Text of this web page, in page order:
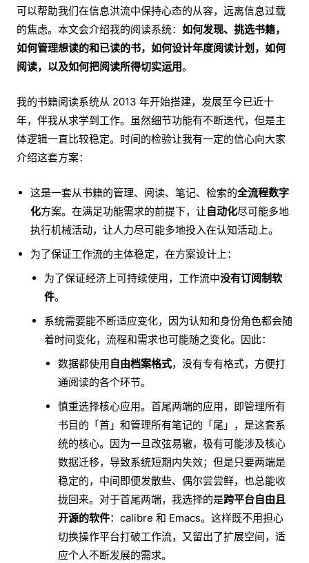
可以帮助我们在信息洪流中保持心态的从容，远离信息过载
的焦虑。本文会介绍我的阅读系统： 如何发现、挑选书籍，
如何管理想读的和已读的书，如何设计年度阅读计划，如何
阅读，以及如何把阅读所得切实运用。
我的书籍阅读系统从 2013 年开始搭建，发展至今已近十
年，伴我从求学到工作。虽然细节功能有不断迭代，但是主
体逻辑一直比较稳定。时间的检验让我有一定的信心向大家
介绍这套方案：
这是一套从书籍的管理、阅读、笔记、检索的全流程数字
化方案。在满足功能需求的前提下，让自动化尽可能多地
执行机械活动，让人力尽可能多地投入在认知活动上。
为了保证工作流的主体稳定，在方案设计上：
为了保证经济上可持续使用，工作流中没有订阅制软
件。
系统需要能不断适应变化，因为认知和身份角色都会随
着时间变化，流程和需求也可能随之变化。因此：
数据都使用 自由档案格式，没有专有格式，方便打
通阅读的各个环节。
慎重选择核心应用。首尾两端的应用，即管理所有
书目的「首」和管理所有笔记的「尾」，是这套系
统的核心。因为一旦改弦易辙，极有可能涉及核心
数据迁移，导致系统短期内失效；但是只要两端是
稳定的，中间即便发散些、偶尔尝尝鲜，也总能收
拢回来。对于首尾两端，我选择的是跨平台自由且
开源的软件：calibre 和 Emacs。这样既不用担心
切换操作平台打破工作流，又留出了扩展空间，适
应个人不断发展的需求。